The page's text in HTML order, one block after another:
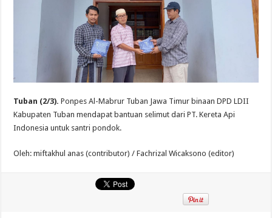
Tuban (2/3). Ponpes Al-Mabrur Tuban Jawa Timur binaan DPD LDII
Kabupaten Tuban mendapat bantuan selimut dari PT. Kereta Api
Indonesia untuk santri pondok.
Oleh: miftakhul anas (contributor) / Fachrizal Wicaksono (editor)